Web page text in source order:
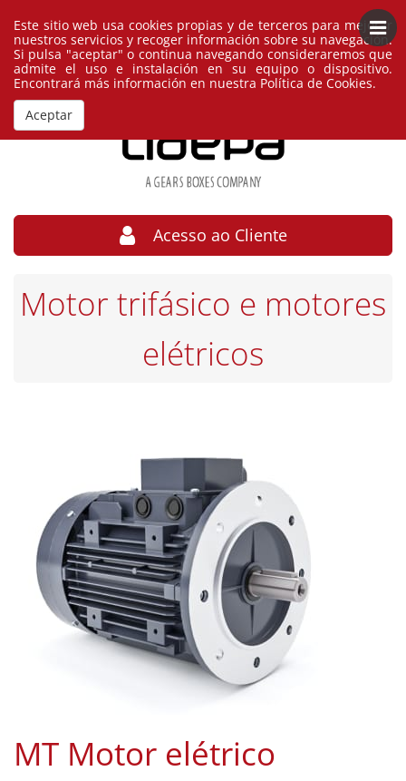
Português España
Acesso ao Cliente
Motor trifásico e motores
elétricos
MT Motor elétrico
Este sitio web usa cookies propias y de terceros para mejorar
nuestros servicios y recoger información sobre su navegación.
Si pulsa "aceptar" o continua navegando consideraremos que
admite el uso e instalación en su equipo o dispositivo.
Encontrará más información en nuestra Política de Cookies.
Aceptar